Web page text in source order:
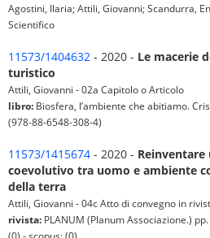
Agostini, Ilaria; Attili, Giovanni; Scandurra,
Scientifico
11573/1404632 - 2020 - Le macerie
turistico
Attili, Giovanni - 02a Capitolo o Articolo
libro: Biosfera, l’ambiente che abitiamo.
(978-88-6548-308-4)
11573/1415674 - 2020 -
coevolutivo tra uomo e ambiente
della terra
Attili, Giovanni - 04c Atto di convegno in
rivista: PLANUM (Planum Associazione.)
(0) - scopus: (0)